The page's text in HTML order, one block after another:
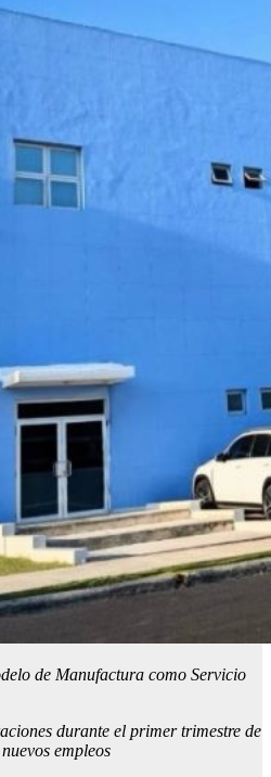
de Manufactura como Servicio
durante el primer trimestre de
empleos